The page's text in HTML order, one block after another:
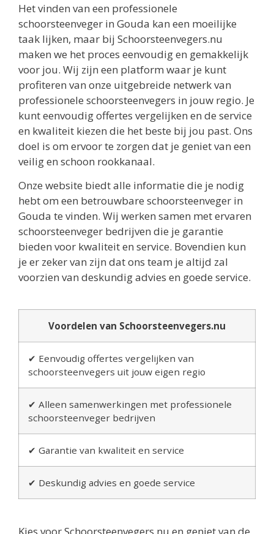
Het vinden van een professionele
schoorsteenveger in Gouda kan een moeilijke
taak lijken, maar bij Schoorsteenvegers.nu
maken we het proces eenvoudig en gemakkelijk
voor jou. Wij zijn een platform waar je kunt
profiteren van onze uitgebreide netwerk van
professionele schoorsteenvegers in jouw regio. Je
kunt eenvoudig offertes vergelijken en de service
en kwaliteit kiezen die het beste bij jou past. Ons
doel is om ervoor te zorgen dat je geniet van een
veilig en schoon rookkanaal.
Onze website biedt alle informatie die je nodig
hebt om een betrouwbare schoorsteenveger in
Gouda te vinden. Wij werken samen met ervaren
schoorsteenveger bedrijven die je garantie
bieden voor kwaliteit en service. Bovendien kun
je er zeker van zijn dat ons team je altijd zal
voorzien van deskundig advies en goede service.
Voordelen van Schoorsteenvegers.nu
✔ Eenvoudig offertes vergelijken van
schoorsteenvegers uit jouw eigen regio
✔ Alleen samenwerkingen met professionele
schoorsteenveger bedrijven
✔ Garantie van kwaliteit en service
✔ Deskundig advies en goede service